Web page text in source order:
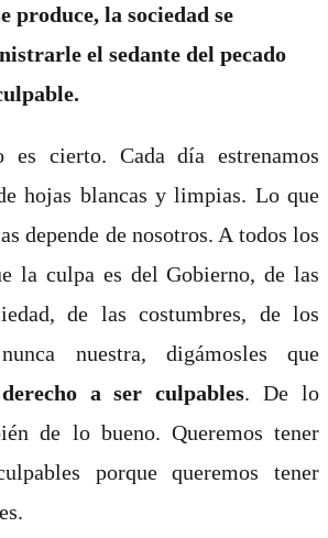
produce, la sociedad se
el sedante del pecado
es cierto. Cada día estrenamos
hojas blancas y limpias. Lo que
depende de nosotros. A todos los
la culpa es del Gobierno, de las
de las costumbres, de los
nuestra, digámosles que
derecho a ser culpables. De lo
de lo bueno. Queremos tener
porque queremos tener